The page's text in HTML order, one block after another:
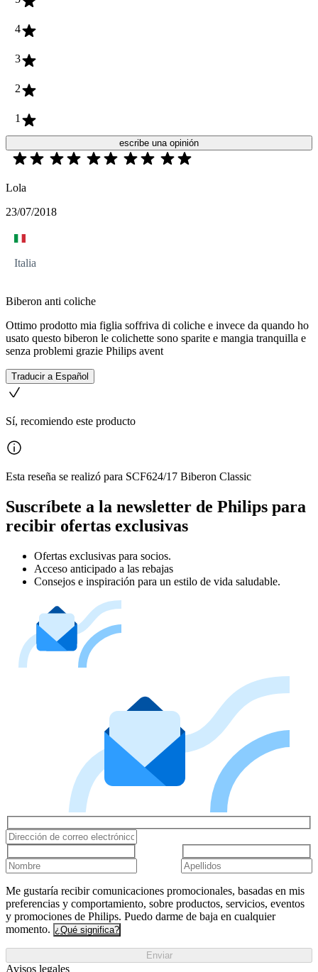
4
3
2
1
escribe una opinión
Lola
23/07/2018
Italia
Biberon anti coliche
Ottimo prodotto mia figlia soffriva di coliche e invece da quando ho
usato questo biberon le colichette sono sparite e mangia tranquilla e
senza problemi grazie Philips avent
Traducir a Español
Sí, recomiendo este producto
Esta reseña se realizó para SCF624/17 Biberon Classic
Suscríbete a la newsletter de Philips para
recibir ofertas exclusivas
Ofertas exclusivas para socios.
Acceso anticipado a las rebajas
Consejos e inspiración para un estilo de vida saludable.
Me gustaría recibir comunicaciones promocionales, basadas en mis
preferencias y comportamiento, sobre productos, servicios, eventos
y promociones de Philips. Puedo darme de baja en cualquier
momento. ¿Qué significa?
Enviar
Avisos legales